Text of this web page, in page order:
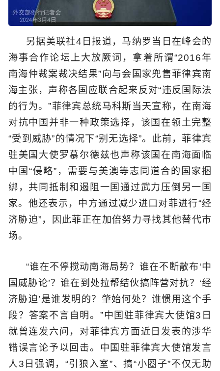
另据美联社4日报道，马纳罗当日在峰会的
海事合作论坛上大放厥词，拿着所谓“2016年
南海仲裁案裁决结果”向与会国家兜售菲律宾南
海主张，声称各国应联合起来反对“违反国际法
的行为。”菲律宾总统马科斯当天宣称，在南海
对抗中国并非一种政策选择，该国在领土完整
“受到威胁”的情况下“别无选择”。此前，菲律宾
驻美国大使罗慕尔德兹也声称该国在南海面临
中国“侵略”，需要与美澳等志同道合的国家捆
绑，共同抵制和遏阻一国通过武力压倒另一国
家。他还表示，中方通过减少进口对菲进行“经
济胁迫”，因此菲正在加倍努力寻找其他替代市
场。
“谁在不停搅动南海局势？谁在不断散布‘中
国威胁论’？谁在到处拉帮结伙搞阵营对抗？‘经
济胁迫’是谁发明的？肇始何处？谁惯用这个手
段？答案不言自明。”中国驻菲律宾大使馆3日
就曾连发六问，对菲律宾方面近日发表的涉华
错误言论予以回击。中国驻菲律宾大使馆发言
人3日强调，“引狼入室”、搞“小圈子”不仅无助